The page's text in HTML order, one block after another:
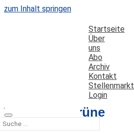
zum Inhalt springen
Startseite
Über
uns
Abo
Archiv
Kontakt
Stellenmarkt
Login
Was sind „grüne
Bibliotheken“?